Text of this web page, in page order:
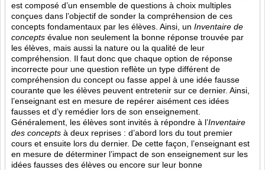
est composé d’un ensemble de questions à choix multiples
conçues dans l’objectif de sonder la compréhension de ces
concepts fondamentaux par les élèves. Ainsi, un Inventaire de
concepts évalue non seulement la bonne réponse trouvée par
les élèves, mais aussi la nature ou la qualité de leur
compréhension. Il faut donc que chaque option de réponse
incorrecte pour une question reflète un type différent de
compréhension du concept ou fasse appel à une idée fausse
courante que les élèves peuvent entretenir sur ce dernier. Ainsi,
l’enseignant est en mesure de repérer aisément ces idées
fausses et d’y remédier lors de son enseignement.
Généralement, les élèves sont invités à répondre à l’Inventaire
des concepts à deux reprises : d’abord lors du tout premier
cours et ensuite lors du dernier. De cette façon, l’enseignant est
en mesure de déterminer l’impact de son enseignement sur les
idées fausses des élèves ou encore sur leur bonne